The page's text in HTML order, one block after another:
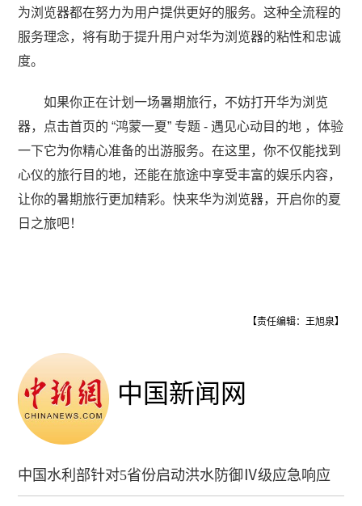
为浏览器都在努力为用户提供更好的服务。这种全流程的
服务理念，将有助于提升用户对华为浏览器的粘性和忠诚
度。​
如果你正在计划一场暑期旅行，不妨打开华为浏览
器，点击首页的 “鸿蒙一夏” 专题 - 遇见心动目的地 ，体验
一下它为你精心准备的出游服务。在这里，你不仅能找到
心仪的旅行目的地，还能在旅途中享受丰富的娱乐内容，
让你的暑期旅行更加精彩。快来华为浏览器，开启你的夏
日之旅吧！​
【责任编辑：王旭泉】
中国新闻网
中国水利部针对5省份启动洪水防御Ⅳ级应急响应